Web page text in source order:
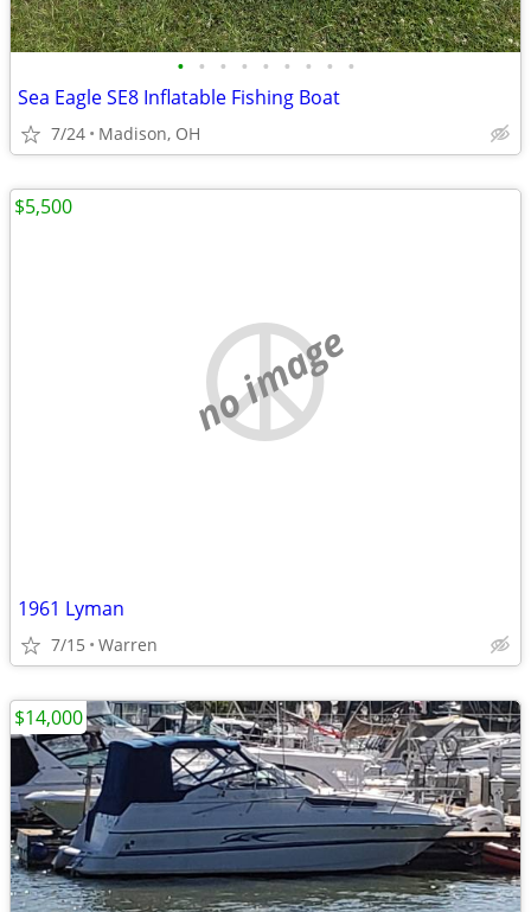
• • • • • • • • •
Sea Eagle SE8 Inflatable Fishing Boat
7/24 Madison, OH
no image
1961 Lyman
7/15 Warren
$5,500
$14,000